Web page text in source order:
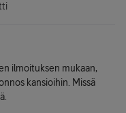
ilmoituksen mukaan,
kansioihin. Missä